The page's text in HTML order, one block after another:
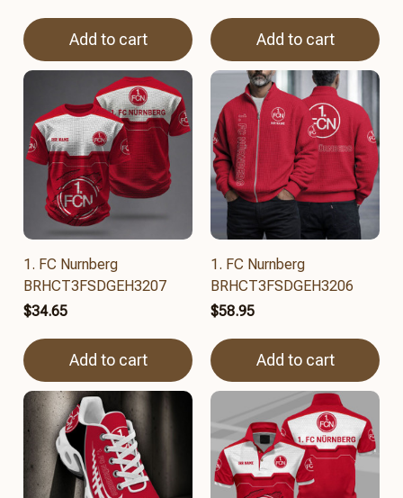
Add to cart Add to cart
1. FC Nurnberg
BRHCT3FSDGEH3207
$34.65
Add to cart
1. FC Nurnberg
BRHCT3FSDGEH3206
$58.95
Add to cart